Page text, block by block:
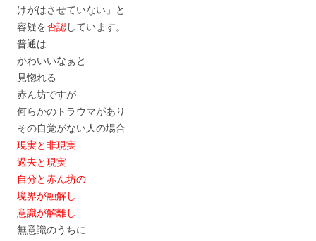
けがはさせていない」と
容疑を否認しています。
普通は
かわいいなぁと
見惚れる
赤ん坊ですが
何らかのトラウマがあり
その自覚がない人の場合
現実と非現実
過去と現実
自分と赤ん坊の
境界が融解し
意識が解離し
無意識のうちに